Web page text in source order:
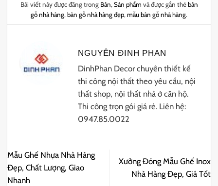
Bài viết này được đăng trong Bàn,Sản phẩm và được gắn thẻbàn
gỗ nhà hàng,bàn gỗ nhà hàng đẹp,mẫu bàn gỗ nhà hàng.
NGUYÊN ĐINH PHAN
DinhPhan Decor chuyên thiết kế
thi công nội thất theo yêu cầu, nội
thất shop, nội thất nhà ở căn hộ.
Thi công trọn gói giá rẻ. Liên hệ:
0947.85.0022
Mẫu Ghế Nhựa Nhà Hàng
Đẹp, Chất Lượng, Giao
Nhanh
Xưởng Đóng Mẫu Ghế Inox
Nhà Hàng Đẹp, Giá Tốt